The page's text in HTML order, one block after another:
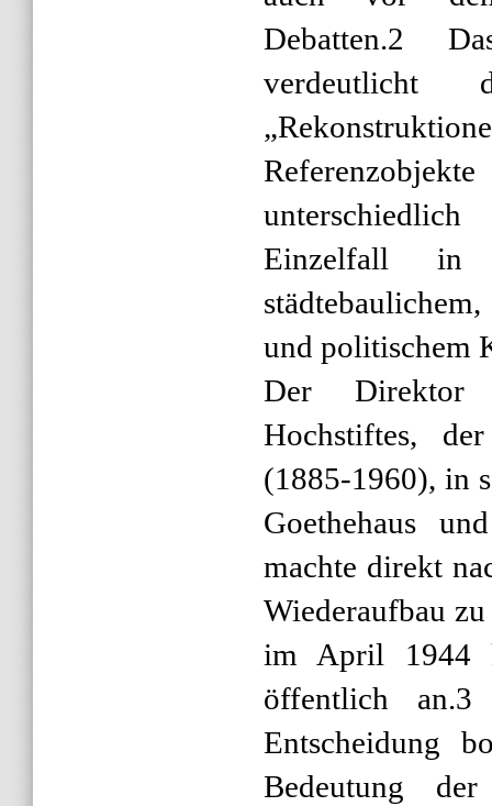
Debatten.2
Einzelfall in
und politischem
Der Direktor
Hochstiftes,
(1885-1960), in
Goethehaus
machte direkt
Wiederaufbau
im April 1944
öffentlich an.3
Entscheidung
Bedeutung